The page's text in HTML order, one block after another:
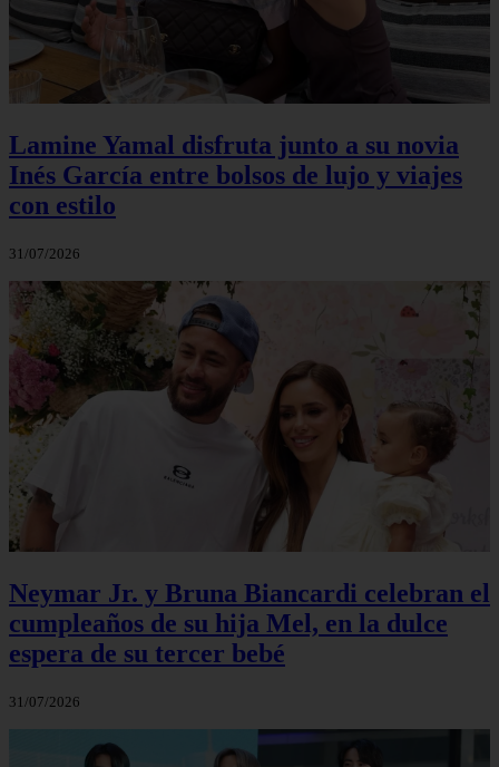
Lamine Yamal disfruta junto a su novia
Inés García entre bolsos de lujo y viajes
con estilo
31/07/2026
Neymar Jr. y Bruna Biancardi celebran el
cumpleaños de su hija Mel, en la dulce
espera de su tercer bebé
31/07/2026